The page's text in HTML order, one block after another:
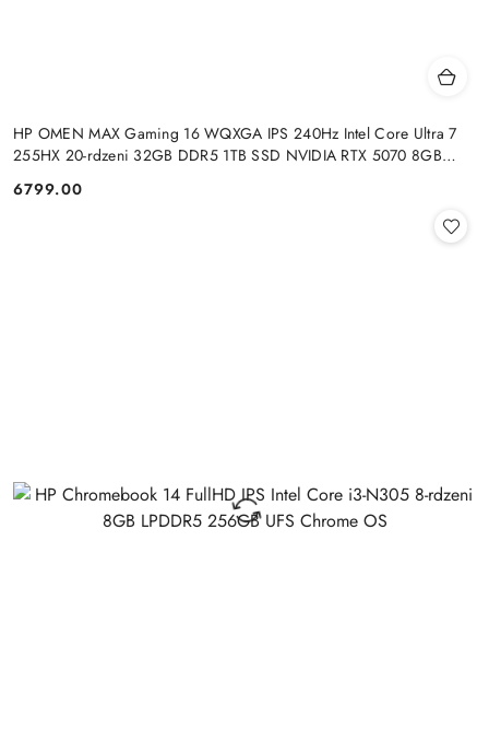
HP OMEN MAX Gaming 16 WQXGA IPS 240Hz Intel Core Ultra 7
255HX 20-rdzeni 32GB DDR5 1TB SSD NVIDIA RTX 5070 8GB
Cena:
6799.00